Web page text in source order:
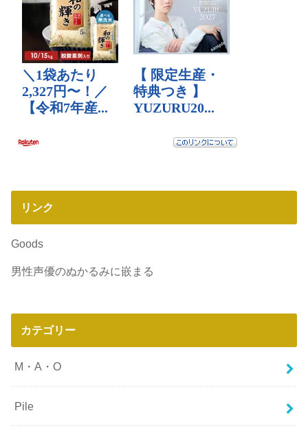
リンク
Goods
男性声優のぬかるみに嵌まる
カテゴリー
M・A・O
Pile